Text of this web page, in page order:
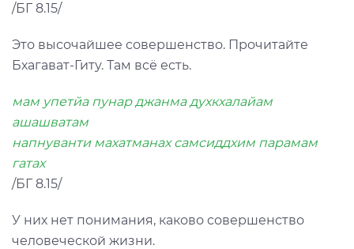
/БГ 8.15/
Это высочайшее совершенство. Прочитайте
Бхагават-Гиту. Там всё есть.
мам упетйа пунар джанма духкхалайам
ашашватам
напнуванти махатманах самсиддхим парамам
гатах
/БГ 8.15/
У них нет понимания, каково совершенство
человеческой жизни.